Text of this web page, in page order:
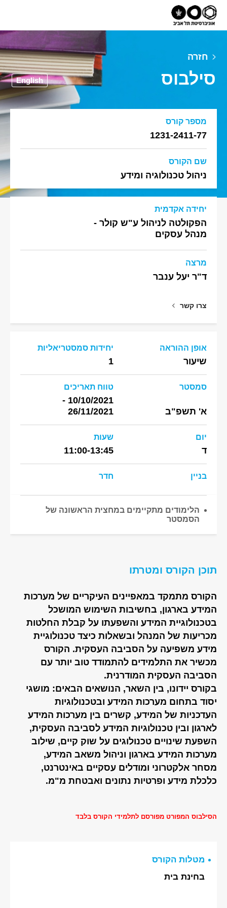
חזרה
סילבוס English
מספר קורס
1231-2411-77
שם הקורס
ניהול טכנולוגיה ומידע
יחידה אקדמית
הפקולטה לניהול ע"ש קולר -
מנהל עסקים
מרצה
ד"ר יעל ענבר
צרו קשר
אופן ההוראה
שיעור
יחידות סמסטריאליות
1
סמסטר
א' תשפ"ב
טווח תאריכים
10/10/2021 -
26/11/2021
יום
ד
שעות
11:00-13:45
בניין חדר
הלימודים מתקיימים במחצית הראשונה של
הסמסטר
תוכן הקורס ומטרתו
הקורס מתמקד במאפיינים העיקריים של מערכות
המידע בארגון, בחשיבות השימוש המושכל
בטכנולוגיית המידע והשפעתו על קבלת החלטות
מכריעות של המנהל ובשאלות כיצד טכנולוגיית
מידע משפיעה על הסביבה העסקית. הקורס
מכשיר את התלמידים להתמודד טוב יותר עם
הסביבה העסקית המודרנית.
בקורס יידונו, בין השאר, הנושאים הבאים: מושגי
יסוד בתחום מערכות המידע ובטכנולוגיות
העדכניות של המידע, קשרים בין מערכות המידע
לארגון ובין טכנולוגיות המידע לסביבה העסקית,
השפעת שינויים טכנולוגים על שוק קיים, שילוב
מערכות המידע בארגון וניהול משאב המידע,
מסחר אלקטרוני ומודלים עסקיים באינטרנט,
כלכלת מידע ופרטיות נתונים ואבטחת מ"מ.
הסילבוס המפורט מפורסם לתלמידי הקורס בלבד
מטלות הקורס
בחינת בית